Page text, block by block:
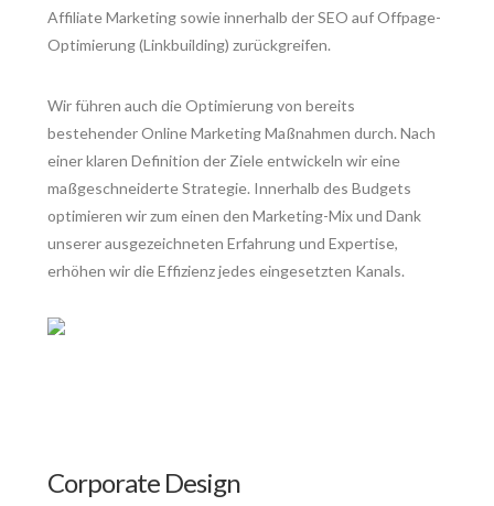
Affiliate Marketing sowie innerhalb der SEO auf Offpage-
Optimierung (Linkbuilding) zurückgreifen.
Wir führen auch die Optimierung von bereits
bestehender Online Marketing Maßnahmen durch. Nach
einer klaren Definition der Ziele entwickeln wir eine
maßgeschneiderte Strategie. Innerhalb des Budgets
optimieren wir zum einen den Marketing-Mix und Dank
unserer ausgezeichneten Erfahrung und Expertise,
erhöhen wir die Effizienz jedes eingesetzten Kanals.
Corporate Design